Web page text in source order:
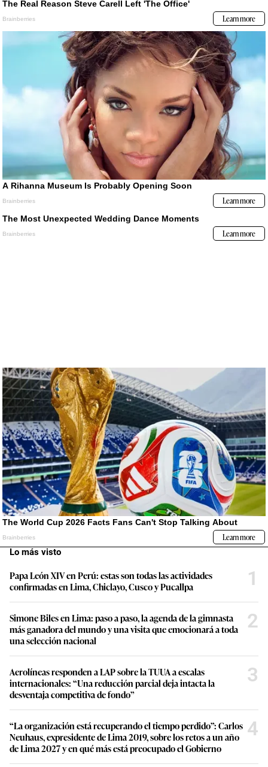
Lo más visto
Papa León XIV en Perú: estas son todas las actividades
confirmadas en Lima, Chiclayo, Cusco y Pucallpa
1
Simone Biles en Lima: paso a paso, la agenda de la gimnasta
más ganadora del mundo y una visita que emocionará a toda
una selección nacional
2
Aerolíneas responden a LAP sobre la TUUA a escalas
internacionales: “Una reducción parcial deja intacta la
desventaja competitiva de fondo”
3
“La organización está recuperando el tiempo perdido”: Carlos
Neuhaus, expresidente de Lima 2019, sobre los retos a un año
de Lima 2027 y en qué más está preocupado el Gobierno
4